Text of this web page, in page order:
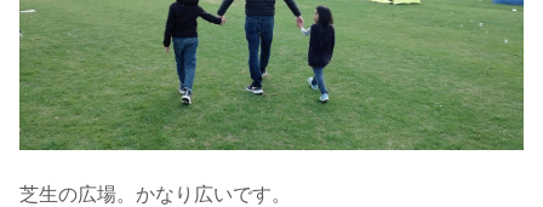
芝生の広場。かなり広いです。